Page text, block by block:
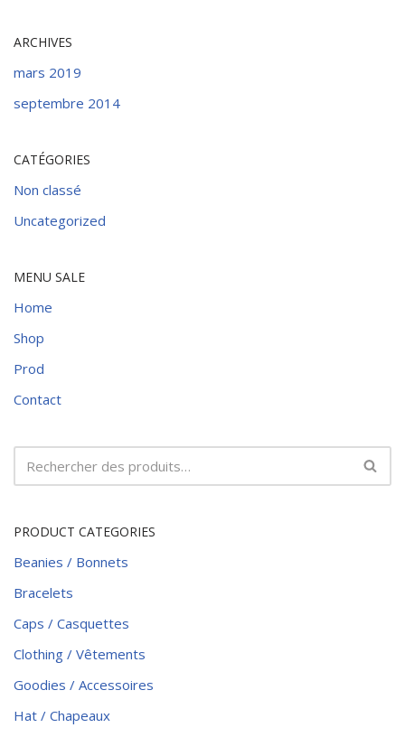
ARCHIVES
mars 2019
septembre 2014
CATÉGORIES
Non classé
Uncategorized
MENU SALE
Home
Shop
Prod
Contact
PRODUCT CATEGORIES
Beanies / Bonnets
Bracelets
Caps / Casquettes
Clothing / Vêtements
Goodies / Accessoires
Hat / Chapeaux